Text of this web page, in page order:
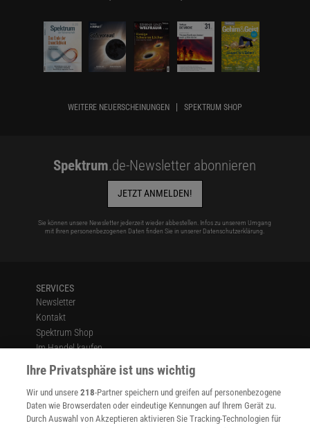
WEITERE NEUERSCHEINUNGEN SPEKTRUM SHOP
Spektrum.de-Newsletter abonnieren
JETZT ANMELDEN!
Sie können unsere Newsletter jederzeit wieder abbestellen. Infos zu unserem Umgang
mit Ihren personenbezogenen Daten finden Sie in unserer Datenschutzerklärung
SERVICES
Newsletter
Kontakt
Spektrum Shop
Im Handel kaufen
Presse
Verträge kündigen
Widerruf
INFO
Ihre Privatsphäre ist uns wichtig
Wir und unsere218-Partner speichern und greifen auf personenbezogene
Daten wie Browserdaten oder eindeutige Kennungen auf Ihrem Gerät zu.
Durch Auswahl von Akzeptieren aktivieren Sie Tracking-Technologien für